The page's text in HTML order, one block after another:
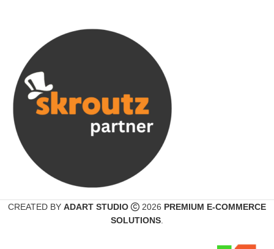
CREATED BY ADART STUDIO 2026 PREMIUM E-COMMERCE
SOLUTIONS.